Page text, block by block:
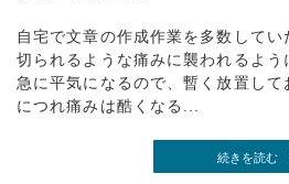
自宅で文章の作成作業を多数して
切られるような痛みに襲われるよう
急に平気になるので、暫く放置して
につれ痛みは酷くなる...
続きを読む